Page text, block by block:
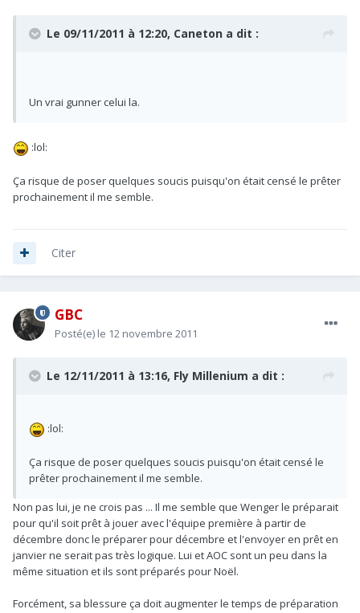
Le 09/11/2011 à 12:20, Caneton a dit :
Un vrai gunner celui la.
:lol:
Ça risque de poser quelques soucis puisqu'on était censé le prêter
prochainement il me semble.
Citer
GBC
Posté(e) le 12 novembre 2011
Le 12/11/2011 à 13:16, Fly Millenium a dit :
:lol:
Ça risque de poser quelques soucis puisqu'on était censé le
prêter prochainement il me semble.
Non pas lui, je ne crois pas ... Il me semble que Wenger le préparait
pour qu'il soit prêt à jouer avec l'équipe première à partir de
décembre donc le préparer pour décembre et l'envoyer en prêt en
janvier ne serait pas très logique. Lui et AOC sont un peu dans la
même situation et ils sont préparés pour Noël.
Forcément, sa blessure ça doit augmenter le temps de préparation